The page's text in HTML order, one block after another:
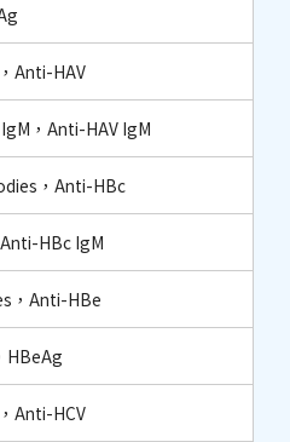
Anti-HAV
，Anti-HAV IgM
，Anti-HBc​
HBc IgM​
，Anti-HBe
HBeAg
Anti-HCV